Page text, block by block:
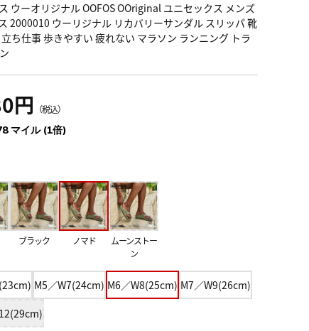
ウーオリジナル OOFOS OOriginal ユニセックス メンズ
2000010 ウーリジナル リカバリーサンダル スリッパ 靴
ち仕事 歩きやすい 疲れない マラソン ランニング トラ
円 （税込）
マイル (1倍)
ブラック ノマド
ムーンストー
ン
M5／W7(24cm) M6／W8(25cm) M7／W9(26cm)